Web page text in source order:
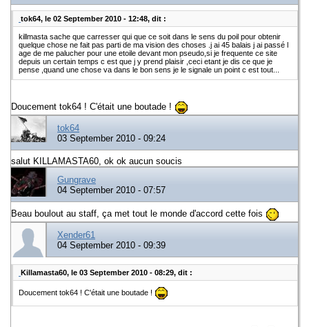
tok64, le 02 September 2010 - 12:48, dit :
killmasta sache que carresser qui que ce soit dans le sens du poil pour obtenir
quelque chose ne fait pas parti de ma vision des choses .j ai 45 balais j ai passé l
age de me palucher pour une etoile devant mon pseudo,si je frequente ce site
depuis un certain temps c est que j y prend plaisir ,ceci etant je dis ce que je
pense ,quand une chose va dans le bon sens je le signale un point c est tout...
Doucement tok64 ! C'était une boutade !
tok64
03 September 2010 - 09:24
salut KILLAMASTA60, ok ok aucun soucis
Gungrave
04 September 2010 - 07:57
Beau boulout au staff, ça met tout le monde d'accord cette fois
Xender61
04 September 2010 - 09:39
Killamasta60, le 03 September 2010 - 08:29, dit :
Doucement tok64 ! C'était une boutade !